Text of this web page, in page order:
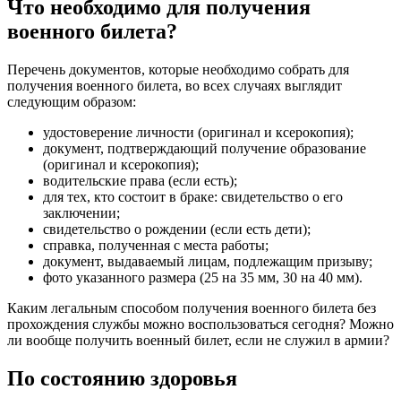
Что необходимо для получения
военного билета?
Перечень документов, которые необходимо собрать для
получения военного билета, во всех случаях выглядит
следующим образом:
удостоверение личности (оригинал и ксерокопия);
документ, подтверждающий получение образование
(оригинал и ксерокопия);
водительские права (если есть);
для тех, кто состоит в браке: свидетельство о его
заключении;
свидетельство о рождении (если есть дети);
справка, полученная с места работы;
документ, выдаваемый лицам, подлежащим призыву;
фото указанного размера (25 на 35 мм, 30 на 40 мм).
Каким легальным способом получения военного билета без
прохождения службы можно воспользоваться сегодня? Можно
ли вообще получить военный билет, если не служил в армии?
По состоянию здоровья